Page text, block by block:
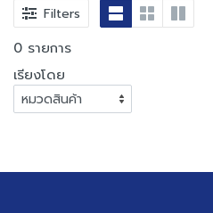
Filters
0 รายการ
เรียงโดย